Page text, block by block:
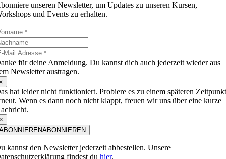
unseren Newsletter, um Updates zu unseren Kursen,
und Events zu erhalten.
für deine Anmeldung. Du kannst dich auch jederzeit wieder aus
Newsletter austragen.
hat leider nicht funktioniert. Probiere es zu einem späteren
Wenn es dann noch nicht klappt, freuen wir uns über eine kurze
ABONNIEREN
kannst den Newsletter jederzeit abbestellen. Unsere
findest duhier.